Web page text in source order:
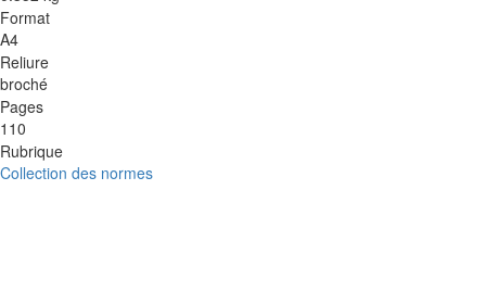
Format
A4
Reliure
broché
Pages
110
Rubrique
Collection des normes